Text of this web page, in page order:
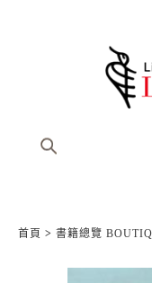
首頁 > 書籍總覽